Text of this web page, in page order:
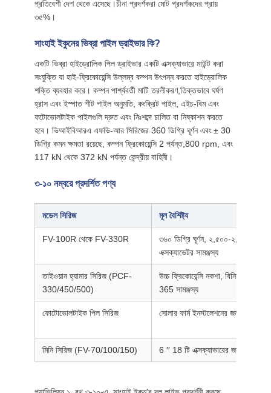
প্রতিবেশী দেশ থেকে এসেছে।চীনা প্রদর্শকরা মোট প্রদর্শকদের প্রায়
৩৫%।
সাংহাই ইকুনের ভিব্রা পাইল ড্রাইভার কি?
একটি ভিব্রা হাইড্রোলিক পিল ড্রাইভার একটি এক্সক্যাভারে মাউন্ট করা
সংযুক্তি যা হাই-ফ্রিকোয়েন্সি উল্লম্ব কম্পন উৎপন্ন করতে হাইড্রোলিক
শক্তি ব্যবহার করে। কম্পন পার্শ্ববর্তী মাটি তরলীকরণ,তিক্তভাবে ঘর্ষণ
হ্রাস এবং ইস্পাত শীট পাইল অনুমতি, কংক্রিট পাইল, এইচ-বিম এবং
ফটোভোলটাইক পাইলগুলি দ্রুত এবং নিঃশব্দে চালিত বা নিষ্কাশন করতে
হবে। ভিআইবিআরএ এফভি-আর সিরিজের 360 ডিগ্রি ঘূর্ণন এবং ± 30
ডিগ্রি কমন ক্ষমতা রয়েছে, কম্পন ফ্রিকোয়েন্সি 2 পর্যন্ত,800 rpm, এবং
117 kN থেকে 372 kN পর্যন্ত কেন্দ্রীয় বাহিনী।
৩-১০ নম্বরে প্রদর্শিত পণ্য
মডেল সিরিজ মূল বৈশিষ্ট্য
FV-100R থেকে FV-330R
৩৬০ ডিগ্রি ঘূর্ণন, ২,৫০০-২,৮০০ ঘূর্ণন,
এক্সক্যাভেটর সামঞ্জস্য
তাইওয়ান হ্যামার সিরিজ (PCF-
330/450/500)
উচ্চ ফ্রিকোয়েন্সি নকশা, বিনিময়যোগ্য
365 সামঞ্জস্য
ফোটোভোলটাইক পিল সিরিজ সোলার ফার্ম ইনস্টলেশনের জন্য
মিনি সিরিজ (FV-70/100/150) 6 ′′ 18 টি এক্সক্যাভারের জন্য হালকা